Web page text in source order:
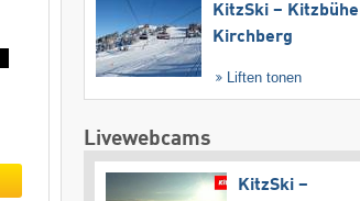
KitzSki –
Kirchberg
Liften tonen
Livewebcams
KitzSki –